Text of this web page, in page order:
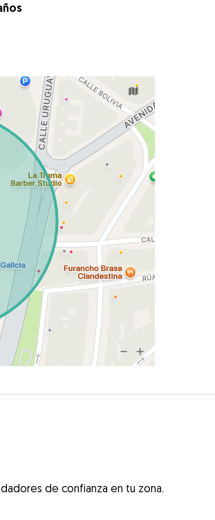
de confianza en tu zona.